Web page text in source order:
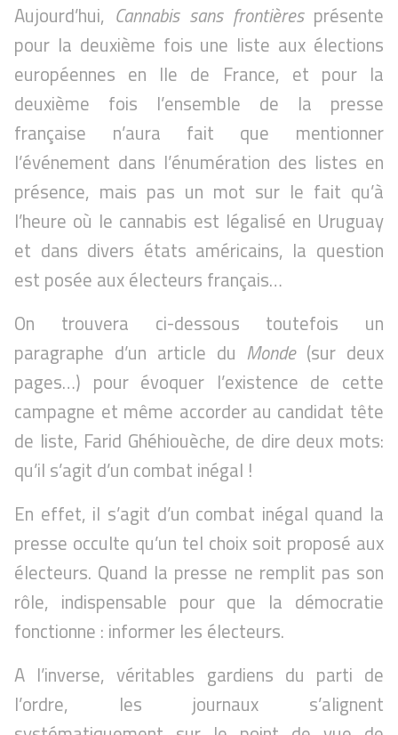
Aujourd’hui, Cannabis sans frontièresprésente
pour la deuxième fois une liste aux élections
européennes en Ile de France, et pour la
deuxième fois l’ensemble de la presse
française n’aura fait que mentionner
l’événement dans l’énumération des listes en
présence, mais pas un mot sur le fait qu’à
l’heure où le cannabis est légalisé en Uruguay
et dans divers états américains, la question
est posée aux électeurs français…
On trouvera ci-dessous toutefois un
paragraphe d’un article du Monde(sur deux
pages…) pour évoquer l’existence de cette
campagne et même accorder au candidat tête
de liste, Farid Ghéhiouèche, de dire deux mots:
qu’il s’agit d’un combat inégal !
En effet, il s’agit d’un combat inégal quand la
presse occulte qu’un tel choix soit proposé aux
électeurs. Quand la presse ne remplit pas son
rôle, indispensable pour que la démocratie
fonctionne : informer les électeurs.
A l’inverse, véritables gardiens du parti de
l’ordre, les journaux s’alignent